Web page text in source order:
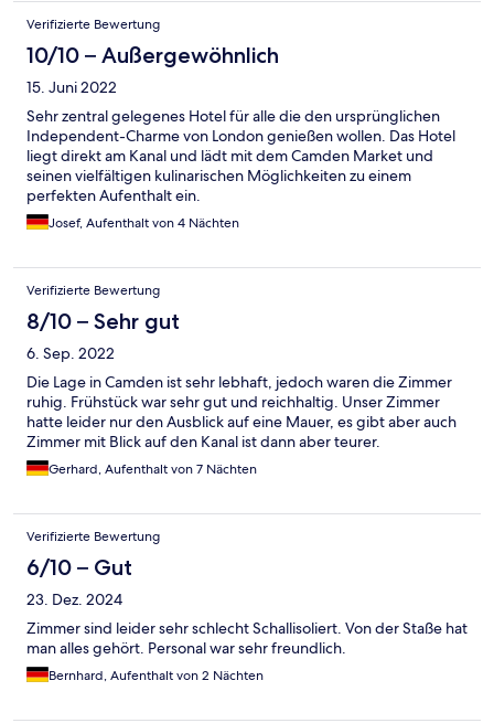
Verifizierte Bewertung
10/10 – Außergewöhnlich
15. Juni 2022
Sehr zentral gelegenes Hotel für alle die den ursprünglichen
Independent-Charme von London genießen wollen. Das Hotel
liegt direkt am Kanal und lädt mit dem Camden Market und
seinen vielfältigen kulinarischen Möglichkeiten zu einem
perfekten Aufenthalt ein.
Josef, Aufenthalt von 4 Nächten
Verifizierte Bewertung
8/10 – Sehr gut
6. Sep. 2022
Die Lage in Camden ist sehr lebhaft, jedoch waren die Zimmer
ruhig. Frühstück war sehr gut und reichhaltig. Unser Zimmer
hatte leider nur den Ausblick auf eine Mauer, es gibt aber auch
Zimmer mit Blick auf den Kanal ist dann aber teurer.
Gerhard, Aufenthalt von 7 Nächten
Verifizierte Bewertung
6/10 – Gut
23. Dez. 2024
Zimmer sind leider sehr schlecht Schallisoliert. Von der Staße hat
man alles gehört. Personal war sehr freundlich.
Bernhard, Aufenthalt von 2 Nächten